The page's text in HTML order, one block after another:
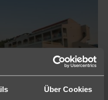
Über Cookies